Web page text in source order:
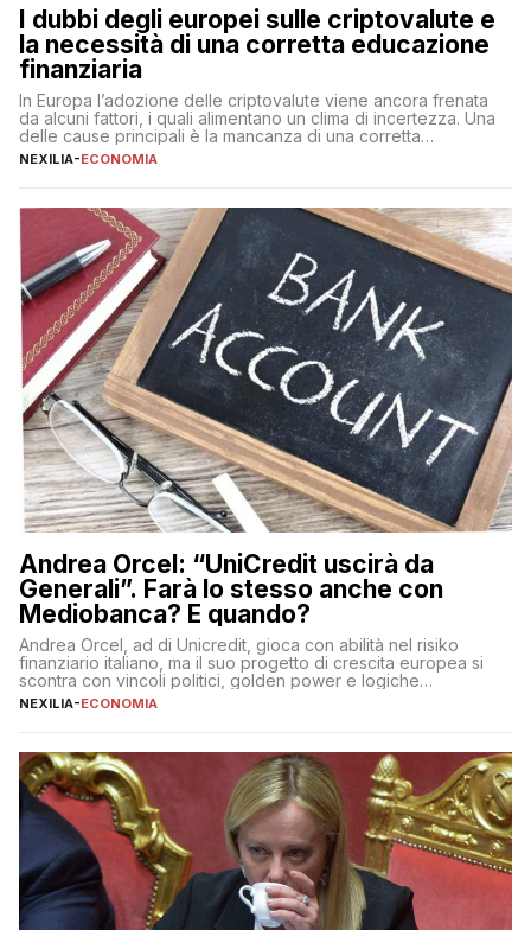
I dubbi degli europei sulle criptovalute e
la necessità di una corretta educazione
finanziaria
In Europa l’adozione delle criptovalute viene ancora frenata
da alcuni fattori, i quali alimentano un clima di incertezza. Una
delle cause principali è la mancanza di una corretta
educazione finanziaria, che impedisce ad una larga parte della
sulle criptovalute: […]
NEXILIA-ECONOMIA
Andrea Orcel: “UniCredit uscirà da
Generali”. Farà lo stesso anche con
Mediobanca? E quando?
Andrea Orcel, ad di Unicredit, gioca con abilità nel risiko
finanziario italiano, ma il suo progetto di crescita europea si
scontra con vincoli politici, golden power e logiche
protezionistiche. Orcel e la mossa su Generali Andrea Orcel,
NEXILIA-ECONOMIA